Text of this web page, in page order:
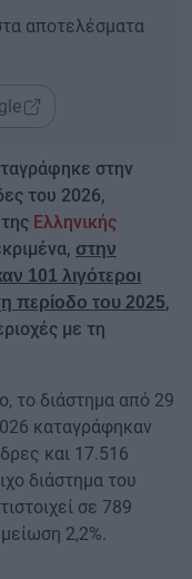
αποτελέσματα
στην
του 2026,
Ελληνικής
στην
101 λιγότεροι
περίοδο του 2025,
με τη
το διάστημα από 29
καταγράφηκαν
και 17.516
διάστημα του
σε 789
2,2%.